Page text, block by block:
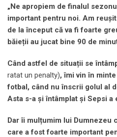
„Ne apropiem de finalul
important pentru noi. Am
de la început că va fi foarte
băieții au jucat bine 90 de
Când astfel de situații se
ratat un penalty), îmi vin în
fotbal, când nu înscrii golul al
Asta s-a și întâmplat și Sepsi a
Dar îi mulțumim lui Dumnezeu
care a fost foarte important